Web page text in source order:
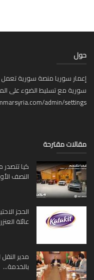
سوريا منصة سورية تعمل على
مع تسليط الضوء على
admin/
مقترحة
كيا تتصدر
النصف الأول...
الحجز
عائلة
بالخدمة...